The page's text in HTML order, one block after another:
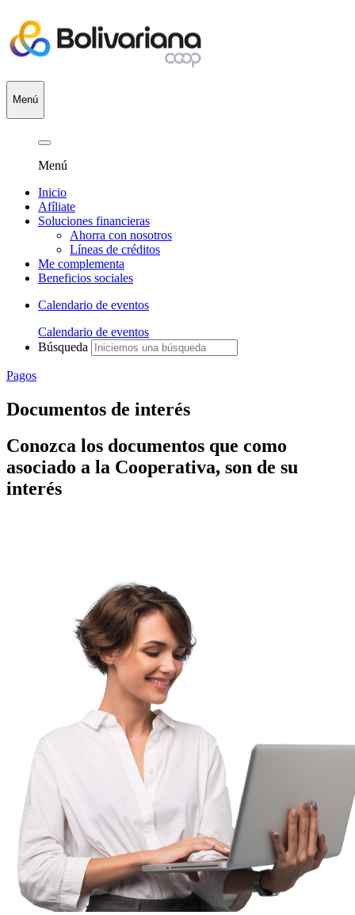
Menú
Menú
Inicio
Afíliate
Soluciones financieras
Ahorra con nosotros
Líneas de créditos
Me complementa
Beneficios sociales
Calendario de eventos
Calendario de eventos
Búsqueda
Pagos
Documentos de interés
Conozca los documentos que como
asociado a la Cooperativa, son de su
interés